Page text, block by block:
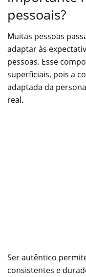
pessoais?
Muitas pessoas
adaptar às
pessoas. Esse
superficiais, pois a
adaptada da
real.
Ser autêntico
consistentes e